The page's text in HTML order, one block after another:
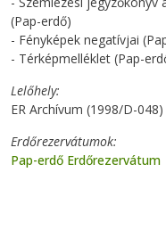
(Pap-erdő)
- Fényképek negatívjai
- Térképmelléklet (Pap-
Lelőhely
ER Archívum (1998/D-048)
Erdőrezervátumok
Pap-erdő Erdőrezervátum